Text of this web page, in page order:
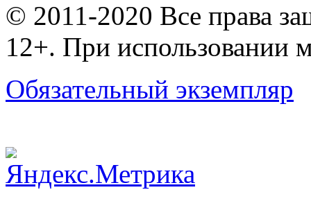
© 2011-2020 Все права
12+. При использовании
Обязательный экземпляр